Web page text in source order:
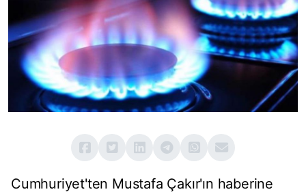
Cumhuriyet'ten Mustafa Çakır'ın haberine